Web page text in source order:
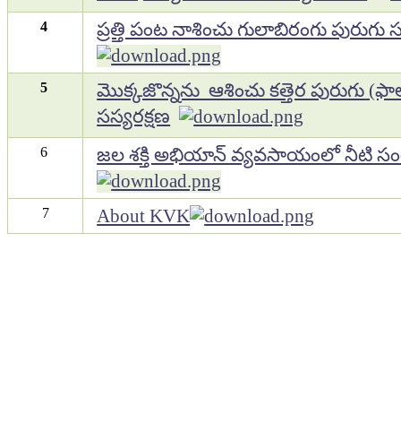
4 ప్రత్తి పంట నాశించు గులాబిరంగు పురుగు
5
మొక్కజొన్నను ఆశించు కత్తెర పురుగు
సస్యరక్షణ
6 జల శక్తి అభియాన్ వ్యవసాయంలో నీటి
7 About KVK